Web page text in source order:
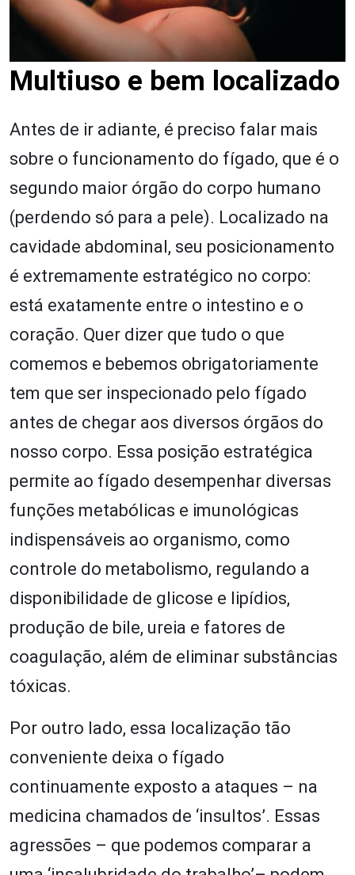
Multiuso e bem localizado
Antes de ir adiante, é preciso falar mais
sobre o funcionamento do fígado, que é o
segundo maior órgão do corpo humano
(perdendo só para a pele). Localizado na
cavidade abdominal, seu posicionamento
é extremamente estratégico no corpo:
está exatamente entre o intestino e o
coração. Quer dizer que tudo o que
comemos e bebemos obrigatoriamente
tem que ser inspecionado pelo fígado
antes de chegar aos diversos órgãos do
nosso corpo. Essa posição estratégica
permite ao fígado desempenhar diversas
funções metabólicas e imunológicas
indispensáveis ao organismo, como
controle do metabolismo, regulando a
disponibilidade de glicose e lipídios,
produção de bile, ureia e fatores de
coagulação, além de eliminar substâncias
tóxicas.
Por outro lado, essa localização tão
conveniente deixa o fígado
continuamente exposto a ataques – na
medicina chamados de ‘insultos’. Essas
agressões – que podemos comparar a